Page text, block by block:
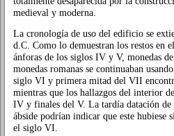
medieval y moderna.
La cronología de uso del edificio se
d.C. Como lo demuestran los restos en
ánforas de los siglos IV y V, monedas
monedas romanas se continuaban
siglo VI y primera mitad del VII
mientras que los hallazgos del interior
IV y finales del V. La tardía datación de
ábside podrían indicar que este hubiese
el siglo VI.